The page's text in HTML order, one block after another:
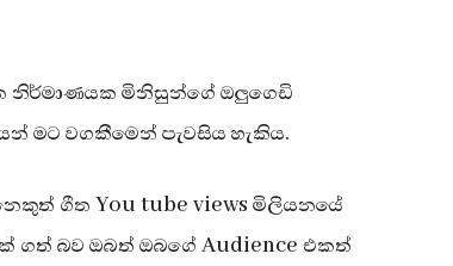
නිර්මාණයක මිනිසුන්ගේ ඔලුගෙඩි
මට වගකීමෙන් පැවසිය හැකිය.
ගීත You tube views මිලියනයේ
ගත් බව ඔබත් ඔබගේ Audience එකත්